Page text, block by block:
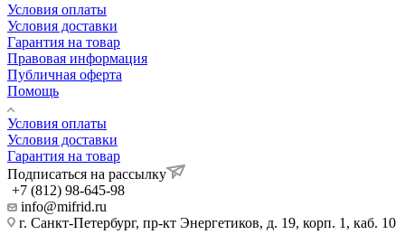
Условия оплаты
Условия доставки
Гарантия на товар
Правовая информация
Публичная оферта
Помощь
Условия оплаты
Условия доставки
Гарантия на товар
Подписаться на рассылку
+7 (812) 98-645-98
info@mifrid.ru
г. Санкт-Петербург, пр-кт Энергетиков, д. 19, корп. 1, каб. 10